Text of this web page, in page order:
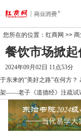
您所在的位置： 红商网 >> 商
餐饮市场掀
2024年09月02日 11点53分
于东来的“美好之路”在何方？
架——老子《道德经》注疏试